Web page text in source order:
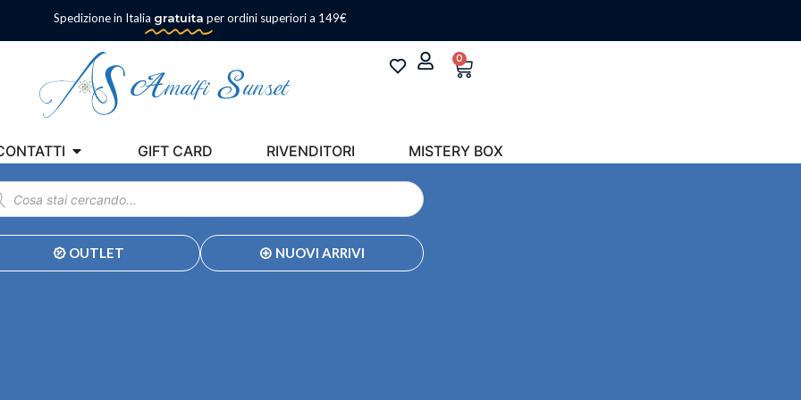
Spedizione in Italia gratuita per ordini superiori a 149€
0
GIFT CARD RIVENDITORI MISTERY BOX
OUTLET NUOVI ARRIVI